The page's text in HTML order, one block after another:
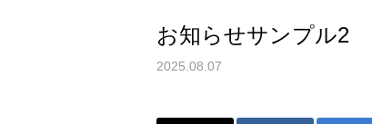
お知らせサンプル2
2025.08.07